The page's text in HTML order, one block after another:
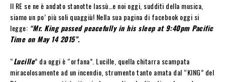
Il RE se ne è andato stanotte lassù…e noi oggi, sudditi della musica,
siamo un po’ più soli quaggiù! Nella sua pagina di facebook oggi si
legge: “Mr. King passed peacefully in his sleep at 9:40pm Pacific
Time on May 14 2015”.
“Lucille” da oggi è “orfana”. Lucille, quella chitarra scampata
miracolosamente ad un incendio, strumento tanto amata dal “KING” del